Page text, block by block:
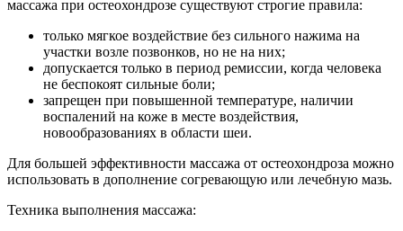
массажа при остеохондрозе существуют строгие правила:
только мягкое воздействие без сильного нажима на
участки возле позвонков, но не на них;
допускается только в период ремиссии, когда человека
не беспокоят сильные боли;
запрещен при повышенной температуре, наличии
воспалений на коже в месте воздействия,
новообразованиях в области шеи.
Для большей эффективности массажа от остеохондроза можно
использовать в дополнение согревающую или лечебную мазь.
Техника выполнения массажа: